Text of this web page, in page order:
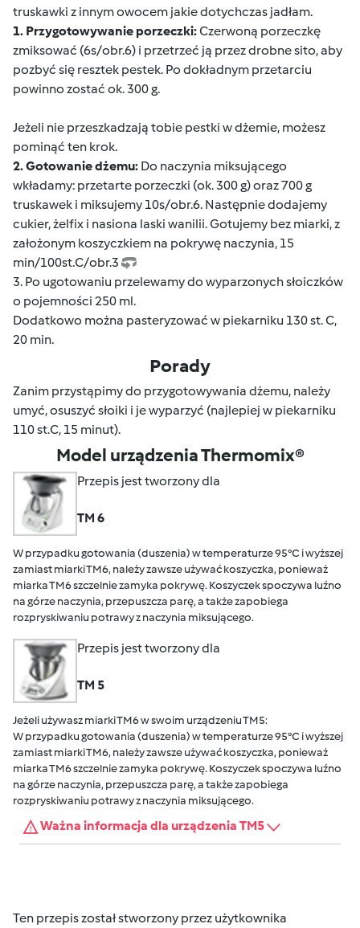
truskawki z innym owocem jakie dotychczas jadłam.
1. Przygotowywanie porzeczki:Czerwoną porzeczkę
zmiksować (6s/obr.6) i przetrzeć ją przez drobne sito, aby
pozbyć się resztek pestek. Po dokładnym przetarciu
powinno zostać ok. 300 g.
Jeżeli nie przeszkadzają tobie pestki w dżemie, możesz
pominąć ten krok.
2. Gotowanie dżemu: Do naczynia miksującego
wkładamy: przetarte porzeczki (ok. 300 g) oraz 700 g
truskawek i miksujemy 10s/obr.6. Następnie dodajemy
cukier, żelfix i nasiona laski wanilii. Gotujemy bez miarki, z
założonym koszyczkiem na pokrywę naczynia, 15
min/100st.C/obr.3
3. Po ugotowaniu przelewamy do wyparzonych słoiczków
o pojemności 250 ml.
Dodatkowo można pasteryzować w piekarniku 130 st. C,
20 min.
Porady
Zanim przystąpimy do przygotowywania dżemu, należy
umyć, osuszyć słoiki i je wyparzyć (najlepiej w piekarniku
110 st.C, 15 minut).
Model urządzenia Thermomix®
Przepis jest tworzony dla
TM 6
W przypadku gotowania (duszenia) w temperaturze 95°C i wyższej
zamiast miarki TM6, należy zawsze używać koszyczka, ponieważ
miarka TM6 szczelnie zamyka pokrywę. Koszyczek spoczywa luźno
na górze naczynia, przepuszcza parę, a także zapobiega
rozpryskiwaniu potrawy z naczynia miksującego.
Przepis jest tworzony dla
TM 5
Jeżeli używasz miarki TM6 w swoim urządzeniu TM5:
W przypadku gotowania (duszenia) w temperaturze 95°C i wyższej
zamiast miarki TM6, należy zawsze używać koszyczka, ponieważ
miarka TM6 szczelnie zamyka pokrywę. Koszyczek spoczywa luźno
na górze naczynia, przepuszcza parę, a także zapobiega
rozpryskiwaniu potrawy z naczynia miksującego.
Ważna informacja dla urządzenia TM5
Ten przepis został stworzony przez użytkownika